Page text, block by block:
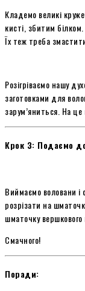
Кладемо великі
кисті, збитим
Їх теж треба
Розігріваємо нашу
заготовками для
зарум’яниться. На
Крок 3: Подаємо
Виймаємо воловани і
розрізати на
шматочку вершкового
Смачного!
Поради: